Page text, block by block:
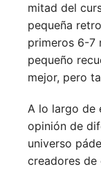
mitad del
pequeña
primeros 6-7
pequeño
mejor, pero
A lo largo de
opinión de
universo
creadores de